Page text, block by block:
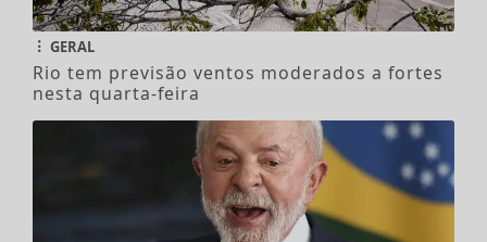
GERAL
Rio tem previsão ventos moderados a fortes
nesta quarta-feira